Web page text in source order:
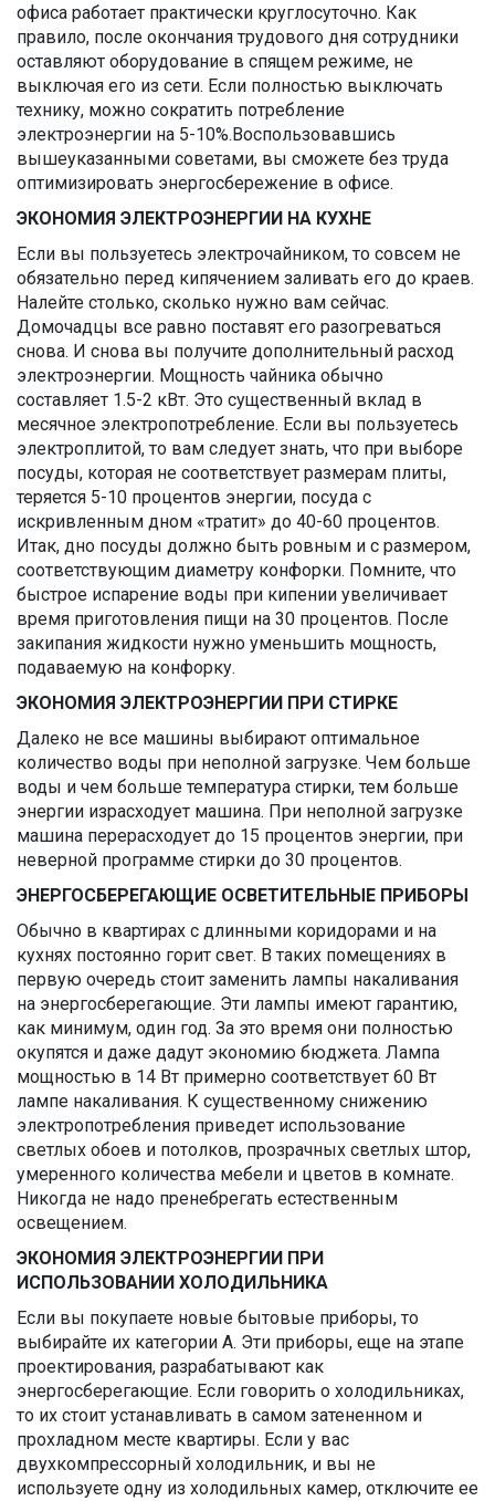
офиса работает практически круглосуточно. Как
правило, после окончания трудового дня сотрудники
оставляют оборудование в спящем режиме, не
выключая его из сети. Если полностью выключать
технику, можно сократить потребление
электроэнергии на 5-10%.Воспользовавшись
вышеуказанными советами, вы сможете без труда
оптимизировать энергосбережение в офисе.
ЭКОНОМИЯ ЭЛЕКТРОЭНЕРГИИ НА КУХНЕ
Если вы пользуетесь электрочайником, то совсем не
обязательно перед кипячением заливать его до краев.
Налейте столько, сколько нужно вам сейчас.
Домочадцы все равно поставят его разогреваться
снова. И снова вы получите дополнительный расход
электроэнергии. Мощность чайника обычно
составляет 1.5-2 кВт. Это существенный вклад в
месячное электропотребление. Если вы пользуетесь
электроплитой, то вам следует знать, что при выборе
посуды, которая не соответствует размерам плиты,
теряется 5-10 процентов энергии, посуда с
искривленным дном «тратит» до 40-60 процентов.
Итак, дно посуды должно быть ровным и с размером,
соответствующим диаметру конфорки. Помните, что
быстрое испарение воды при кипении увеличивает
время приготовления пищи на 30 процентов. После
закипания жидкости нужно уменьшить мощность,
подаваемую на конфорку.
ЭКОНОМИЯ ЭЛЕКТРОЭНЕРГИИ ПРИ СТИРКЕ
Далеко не все машины выбирают оптимальное
количество воды при неполной загрузке. Чем больше
воды и чем больше температура стирки, тем больше
энергии израсходует машина. При неполной загрузке
машина перерасходует до 15 процентов энергии, при
неверной программе стирки до 30 процентов.
ЭНЕРГОСБЕРЕГАЮЩИЕ ОСВЕТИТЕЛЬНЫЕ ПРИБОРЫ
Обычно в квартирах с длинными коридорами и на
кухнях постоянно горит свет. В таких помещениях в
первую очередь стоит заменить лампы накаливания
на энергосберегающие. Эти лампы имеют гарантию,
как минимум, один год. За это время они полностью
окупятся и даже дадут экономию бюджета. Лампа
мощностью в 14 Вт примерно соответствует 60 Вт
лампе накаливания. К существенному снижению
электропотребления приведет использование
светлых обоев и потолков, прозрачных светлых штор,
умеренного количества мебели и цветов в комнате.
Никогда не надо пренебрегать естественным
освещением.
ЭКОНОМИЯ ЭЛЕКТРОЭНЕРГИИ ПРИ
ИСПОЛЬЗОВАНИИ ХОЛОДИЛЬНИКА
Если вы покупаете новые бытовые приборы, то
выбирайте их категории А. Эти приборы, еще на этапе
проектирования, разрабатывают как
энергосберегающие. Если говорить о холодильниках,
то их стоит устанавливать в самом затененном и
прохладном месте квартиры. Если у вас
двухкомпрессорный холодильник, и вы не
используете одну из холодильных камер, отключите ее